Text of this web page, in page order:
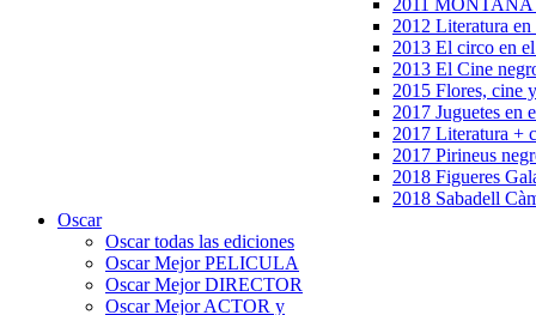
2011 MONTAÑA
2012 Literatura en
2013 El circo en
2013 El Cine
2015 Flores, cine
2017 Juguetes en
2017 Literatura +
2017 Pirineus
2018 Figueres
2018 Sabadell
Oscar
Oscar todas las ediciones
Oscar Mejor PELICULA
Oscar Mejor DIRECTOR
Oscar Mejor ACTOR y